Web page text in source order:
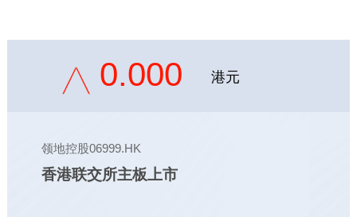
0.000 港元
领地控股06999.HK
香港联交所主板上市